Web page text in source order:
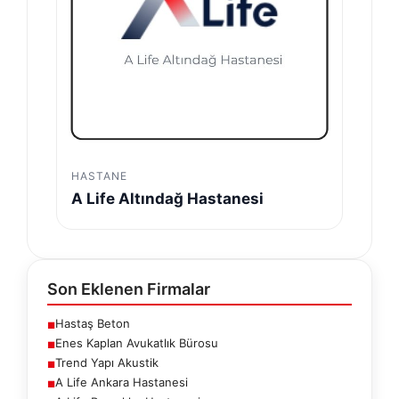
HASTANE
A Life Altındağ Hastanesi
Son Eklenen Firmalar
■Hastaş Beton
■Enes Kaplan Avukatlık Bürosu
■Trend Yapı Akustik
■A Life Ankara Hastanesi